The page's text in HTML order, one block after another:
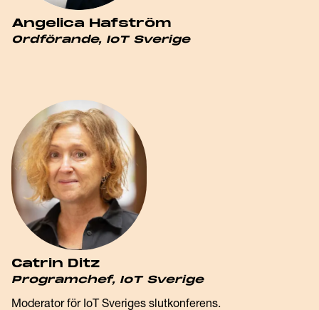
Angelica Hafström
Ordförande, IoT Sverige
Catrin Ditz
Programchef, IoT Sverige
Moderator för IoT Sveriges slutkonferens.